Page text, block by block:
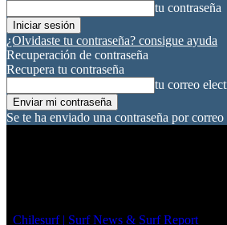
tu contraseña
¿Olvidaste tu contraseña? consigue ayuda
Recuperación de contraseña
Recupera tu contraseña
tu correo
Se te ha enviado una contraseña por
Chilesurf | Surf News & Surf Report